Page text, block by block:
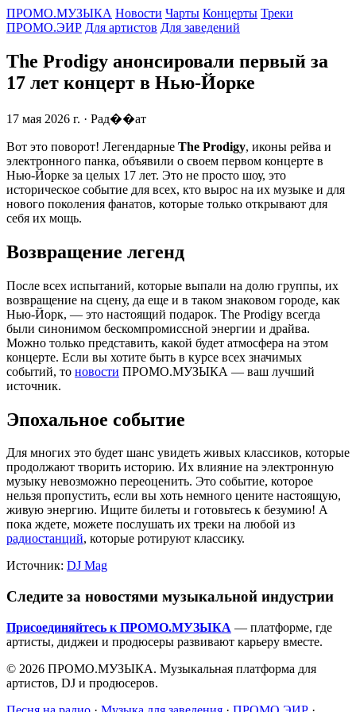
ПРОМО.МУЗЫКА Новости Чарты Концерты Треки
ПРОМО.ЭИР Для артистов Для заведений
The Prodigy анонсировали первый за
17 лет концерт в Нью-Йорке
17 мая 2026 г. · Рад��ат
Вот это поворот! Легендарные The Prodigy, иконы рейва и
электронного панка, объявили о своем первом концерте в
Нью-Йорке за целых 17 лет. Это не просто шоу, это
историческое событие для всех, кто вырос на их музыке и для
нового поколения фанатов, которые только открывают для
себя их мощь.
Возвращение легенд
После всех испытаний, которые выпали на долю группы, их
возвращение на сцену, да еще и в таком знаковом городе, как
Нью-Йорк, — это настоящий подарок. The Prodigy всегда
были синонимом бескомпромиссной энергии и драйва.
Можно только представить, какой будет атмосфера на этом
концерте. Если вы хотите быть в курсе всех значимых
событий, то новости ПРОМО.МУЗЫКА — ваш лучший
источник.
Эпохальное событие
Для многих это будет шанс увидеть живых классиков, которые
продолжают творить историю. Их влияние на электронную
музыку невозможно переоценить. Это событие, которое
нельзя пропустить, если вы хоть немного цените настоящую,
живую энергию. Ищите билеты и готовьтесь к безумию! А
пока ждете, можете послушать их треки на любой из
радиостанций, которые ротируют классику.
Источник: DJ Mag
Следите за новостями музыкальной индустрии
Присоединяйтесь к ПРОМО.МУЗЫКА — платформе, где
артисты, диджеи и продюсеры развивают карьеру вместе.
© 2026 ПРОМО.МУЗЫКА. Музыкальная платформа для
артистов, DJ и продюсеров.